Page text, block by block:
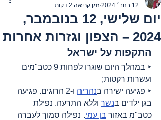
יום שלישי, 12 בנובמבר,
2024 – הצפון וגזרות אחרות
12 בנוב׳ 2024
זמן קריאה 2 דקות
התקפות על ישראל
‣ במהלך היום שוגרו לפחות 9 כטב"מים
ועשרות רקטות;
‣ פגיעה ישירה בנהריה
ו-2 הרוגים. פגיעה
בגן ילדים בנשר וללא התרעה. נפילת
כטב"מ באזור בן עמי. נפילה סמוך לעברה